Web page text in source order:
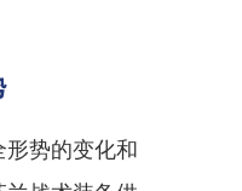
势的变化和